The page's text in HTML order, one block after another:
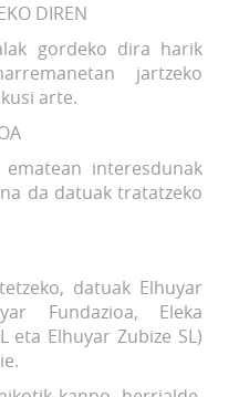
DIREN
gordeko dira harik
jartzeko
arte.
interesdunak
da datuak tratatzeko
datuak Elhuyar
Fundazioa, Eleka
eta Elhuyar Zubize SL)